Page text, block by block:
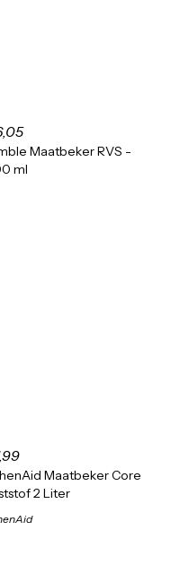
Maatbeker RVS -
ml
Maatbeker Core
2 Liter